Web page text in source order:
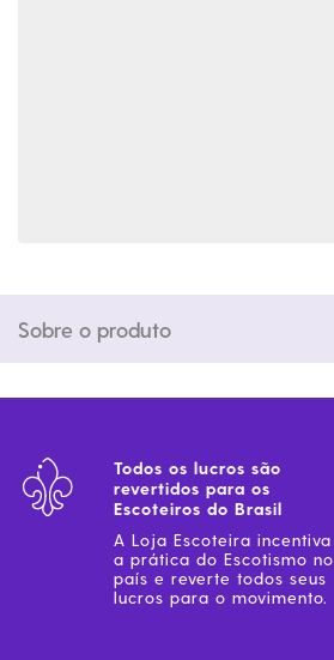
Sobre o produto
Todos os lucros são
revertidos para os
Escoteiros do Brasil
A Loja Escoteira incentiva
a prática do Escotismo no
país e reverte todos seus
lucros para o movimento.